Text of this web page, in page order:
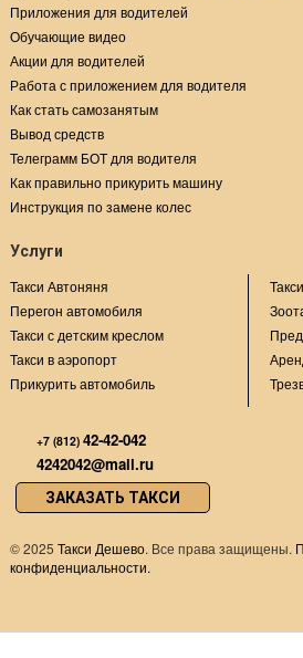
Приложения для водителей
Обучающие видео
Акции для водителей
Работа с приложением для водителя
Как стать самозанятым
Вывод средств
Телеграмм БОТ для водителя
Как правильно прикурить машину
Инструкция по замене колес
Услуги
Такси Автоняня
Перегон автомобиля
Такси с детским креслом
Такси в аэропорт
Прикурить автомобиль
+7 (812) 42-42-042
4242042@mail.ru
ЗАКАЗАТЬ ТАКСИ
©2025 Такси Дешево. Все права защищены.
конфиденциальности.